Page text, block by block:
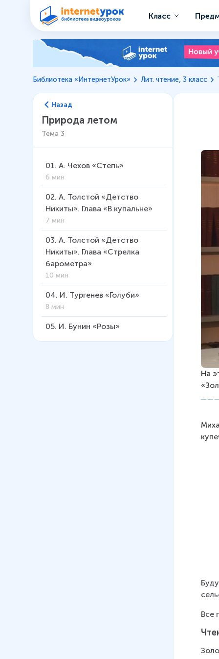
Класс
Библиотека «ИнтернетУрок» Лит. чтение, 3 класс
Назад
Природа летом
Тема 3
01. А. Чехов «Степь»
6 мин
02. А. Толстой «Детство
Никиты». Глава «В купальне»
7 мин
03. А. Толстой «Детство
Никиты». Глава «Стрелка
барометра»
10 мин
04. И. Тургенев «Голуби»
8 мин
05. И. Бунин «Розы»
На
Все